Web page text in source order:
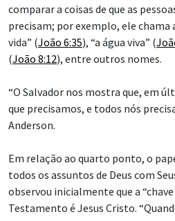
comparar a coisas de que as
precisam; por exemplo, ele chama
vida” (João 6:35), “a água viva” (
(João 8:12), entre outros nomes.
“O Salvador nos mostra que, em
que precisamos, e todos nós
Anderson.
Em relação ao quarto ponto, o
todos os assuntos de Deus com
observou inicialmente que a
Testamento é Jesus Cristo.